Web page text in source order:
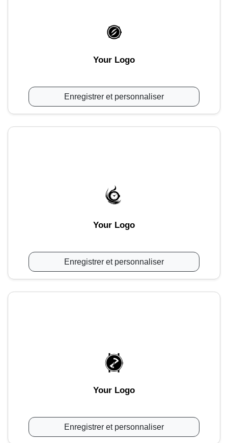
Your Logo
Enregistrer et personnaliser
Your Logo
Enregistrer et personnaliser
Your Logo
Enregistrer et personnaliser